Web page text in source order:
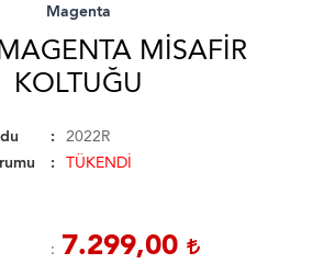
Magenta
MISAFIR
KOLTUĞU
2022R
TÜKENDİ
7.299,00